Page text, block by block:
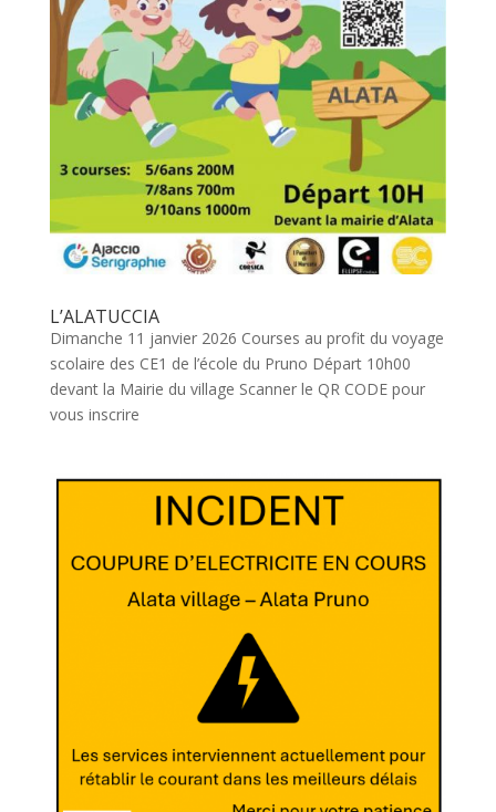
L’ALATUCCIA
Dimanche 11 janvier 2026 Courses au profit du voyage
scolaire des CE1 de l’école du Pruno Départ 10h00
devant la Mairie du village Scanner le QR CODE pour
vous inscrire